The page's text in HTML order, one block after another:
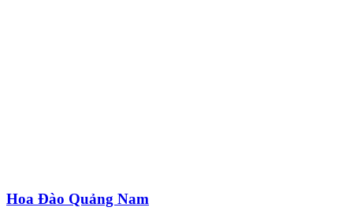
Hoa Đào Quảng Nam